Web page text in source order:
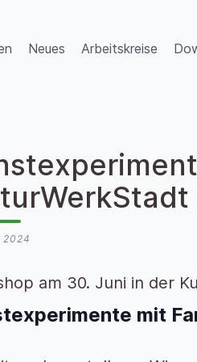
Neues Arbeitskreise
am 30. Juni in der
mit